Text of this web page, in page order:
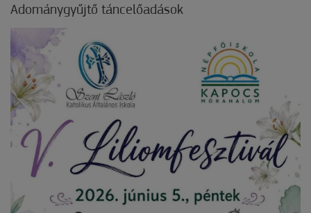
Adománygyűjtő táncelőadások